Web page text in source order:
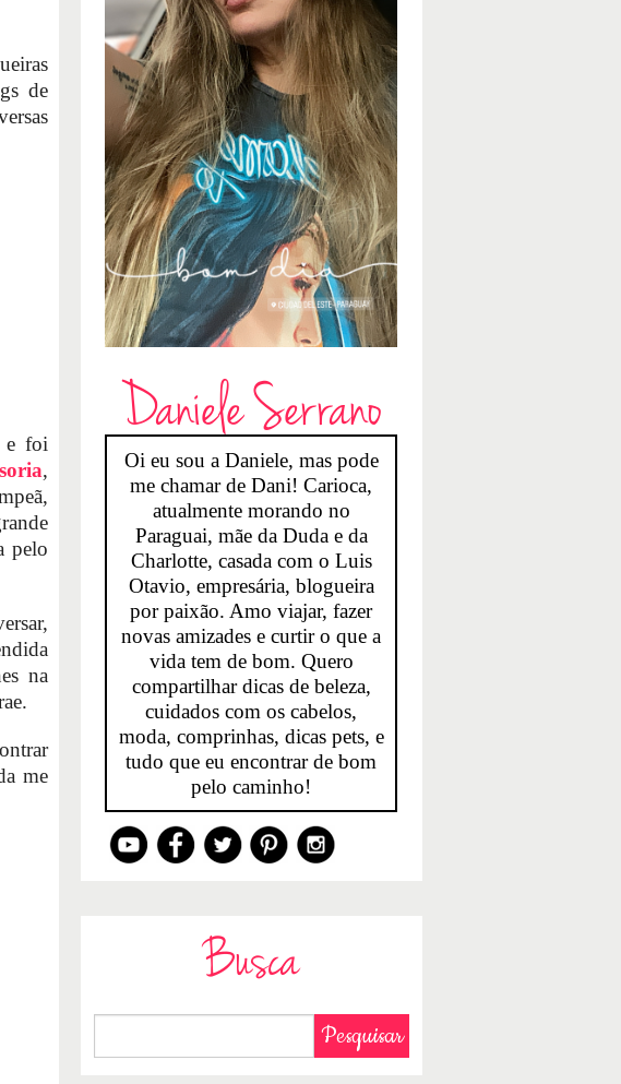
de
e foi
,
pelo
na
me
Daniele Serrano
Oi eu sou a Daniele, mas pode
me chamar de Dani! Carioca,
atualmente morando no
Paraguai, mãe da Duda e da
Charlotte, casada com o Luis
Otavio, empresária, blogueira
por paixão. Amo viajar, fazer
novas amizades e curtir o que a
vida tem de bom. Quero
compartilhar dicas de beleza,
cuidados com os cabelos,
moda, comprinhas, dicas pets, e
tudo que eu encontrar de bom
pelo caminho!
Busca